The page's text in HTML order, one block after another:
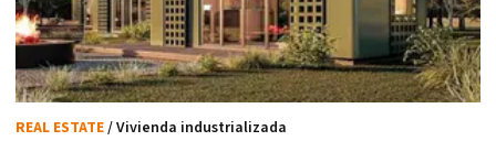
REAL ESTATE/ Vivienda industrializada